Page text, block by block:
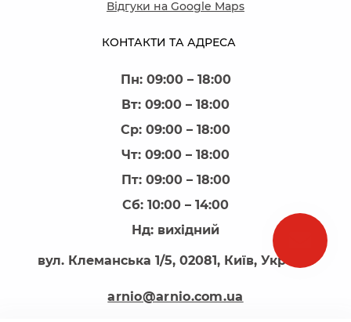
КОНТАКТИ ТА АДРЕСА
Пн: 09:00 – 18:00
Вт: 09:00 – 18:00
Ср: 09:00 – 18:00
Чт: 09:00 – 18:00
Пт: 09:00 – 18:00
Сб: 10:00 – 14:00
Нд: вихідний
вул. Клеманська 1/5, 02081, Київ, Україна
arnio@arnio.com.ua
Відгуки на Google Maps